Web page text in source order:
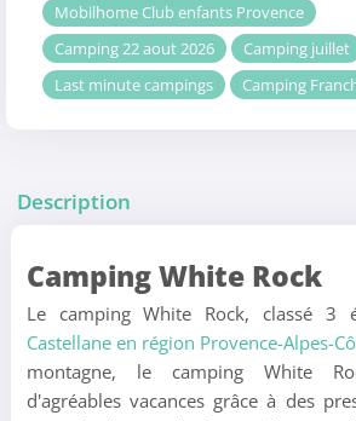
Mobilhome Club enfants Provence
Camping 22 aout 2026
Camping juillet
Last minute campings
Camping
Description
Camping White Rock
Le camping White Rock, classé 3
Castellane en région Provence-Alpes-
montagne, le camping White
d'agréables vacances grâce à des